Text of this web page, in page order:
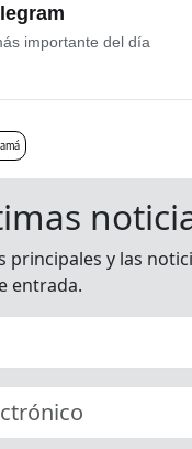
importante del día